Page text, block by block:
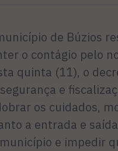
de Búzios
o contágio pelo
quinta (11), o
e
os cuidados,
a entrada e
e impedir